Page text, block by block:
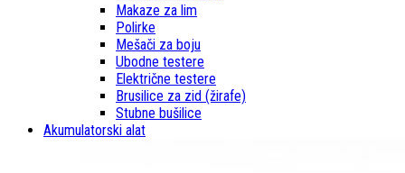
Makaze za lim
Polirke
Mešači za boju
Ubodne testere
Električne testere
Brusilice za zid (žirafe)
Stubne bušilice
Akumulatorski alat